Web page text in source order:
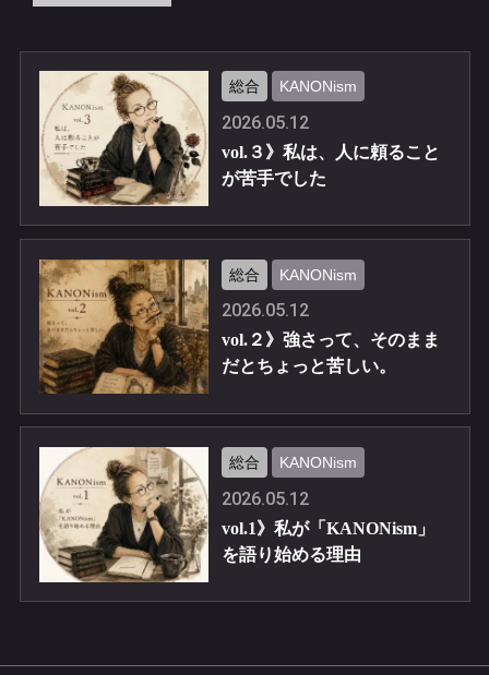
vol.３》私は、人に頼ること
が苦手でした
2026.05.12
総合 KANONism
vol.２》強さって、そのまま
だとちょっと苦しい。
2026.05.12
総合 KANONism
vol.1》私が「KANONism」
を語り始める理由
2026.05.12
総合 KANONism